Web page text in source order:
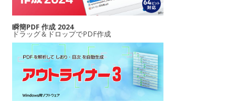
瞬簡PDF 作成 2024
ドラッグ＆ドロップでPDF作成